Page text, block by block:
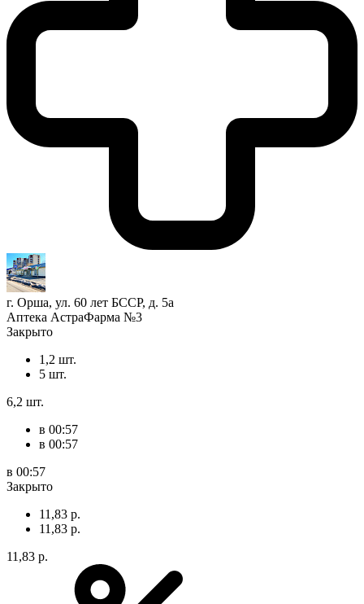
г. Орша, ул. 60 лет БССР, д. 5а
Аптека АстраФарма №3
Закрыто
1,2 шт.
5 шт.
6,2 шт.
в 00:57
в 00:57
в 00:57
Закрыто
11,83 р.
11,83 р.
11,83 р.